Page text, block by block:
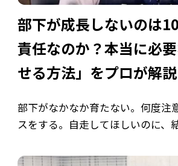
部下が成長しないのは
責任なのか？本当に必
せる方法」をプロが解説
部下がなかなか育たない。何度注
スをする。自走してほしいのに、
みは、実は「正しい育成方法を知